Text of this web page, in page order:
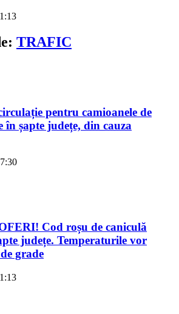
TRAFIC
pentru camioanele de
în șapte județe, din cauza
Cod roșu de caniculă
județe. Temperaturile vor
grade